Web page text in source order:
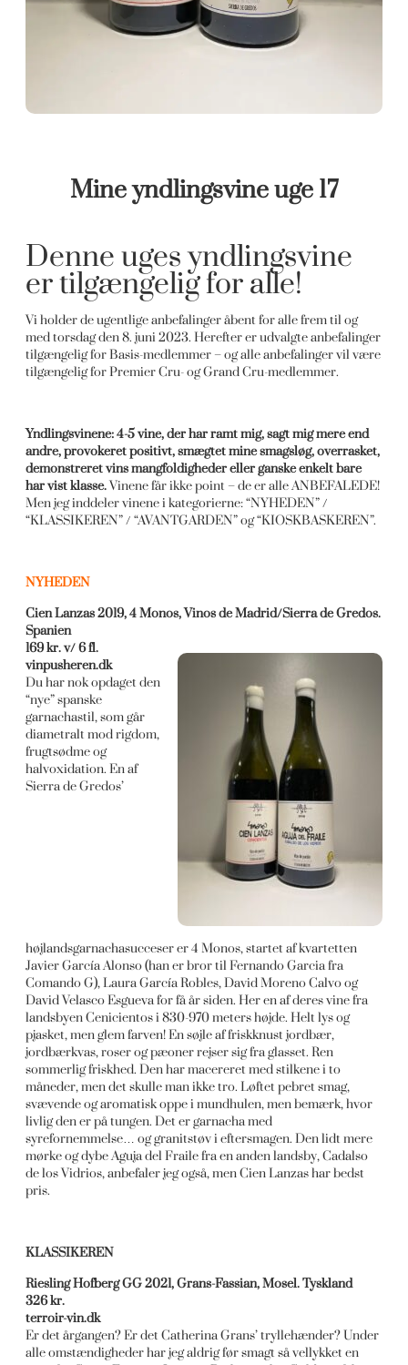
Mine yndlingsvine uge 17
Denne uges yndlingsvine
er tilgængelig for alle!
Vi holder de ugentlige anbefalinger åbent for alle frem til og
med torsdag den 8. juni 2023. Herefter er udvalgte anbefalinger
tilgængelig for Basis-medlemmer – og alle anbefalinger vil være
tilgængelig for Premier Cru- og Grand Cru-medlemmer.
Yndlingsvinene: 4-5 vine, der har ramt mig, sagt mig mere end
andre, provokeret positivt, smægtet mine smagsløg, overrasket,
demonstreret vins mangfoldigheder eller ganske enkelt bare
har vist klasse.Vinene får ikke point – de er alle ANBEFALEDE!
Men jeg inddeler vinene i kategorierne: “NYHEDEN” /
“KLASSIKEREN” / “AVANTGARDEN” og “KIOSKBASKEREN”.
NYHEDEN
Cien Lanzas 2019, 4 Monos, Vinos de Madrid/Sierra de Gredos.
Spanien
169 kr. v/ 6 fl.
vinpusheren.dk
Du har nok opdaget den
“nye” spanske
garnachastil, som går
diametralt mod rigdom,
frugtsødme og
halvoxidation. En af
Sierra de Gredos’
højlandsgarnachasucceser er 4 Monos, startet af kvartetten
Javier García Alonso (han er bror til Fernando Garcia fra
Comando G), Laura García Robles, David Moreno Calvo og
David Velasco Esgueva for få år siden. Her en af deres vine fra
landsbyen Cenicientos i 830-970 meters højde. Helt lys og
pjasket, men glem farven! En søjle af friskknust jordbær,
jordbærkvas, roser og pæoner rejser sig fra glasset. Ren
sommerlig friskhed. Den har macereret med stilkene i to
måneder, men det skulle man ikke tro. Løftet pebret smag,
svævende og aromatisk oppe i mundhulen, men bemærk, hvor
livlig den er på tungen. Det er garnacha med
syrefornemmelse… og granitstøv i eftersmagen. Den lidt mere
mørke og dybe Aguja del Fraile fra en anden landsby, Cadalso
de los Vidrios, anbefaler jeg også, men Cien Lanzas har bedst
pris.
KLASSIKEREN
Riesling Hofberg GG 2021, Grans-Fassian, Mosel. Tyskland
326 kr.
terroir-vin.dk
Er det årgangen? Er det Catherina Grans’ tryllehænder? Under
alle omstændigheder har jeg aldrig før smagt så vellykket en